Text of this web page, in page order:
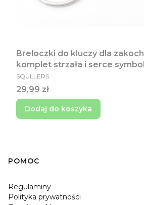
Breloczki do kluczy dla
komplet strzała i serce
PRODUCENT
SQULLERS
Cena
29,99 zł
Dodaj do koszyka
Linki w stopce
POMOC
Regulaminy
Polityka prywatności